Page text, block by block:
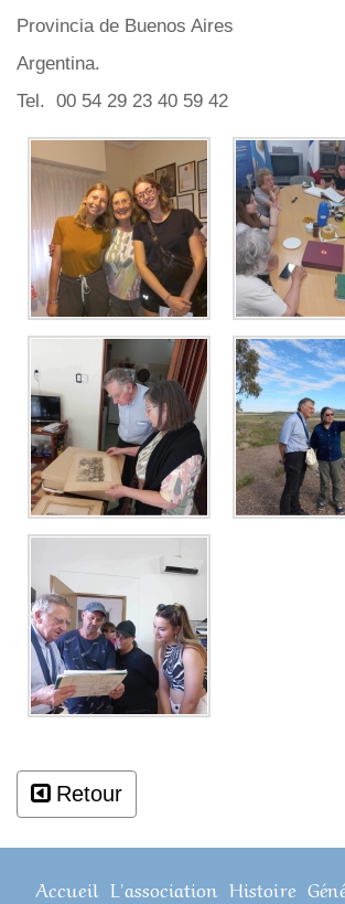
Provincia de Buenos Aires
Argentina.
Tel. 00 54 29 23 40 59 42
Retour
Accueil L'association Histoire